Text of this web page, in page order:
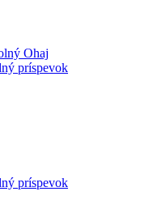
Ohaj
príspevok
príspevok